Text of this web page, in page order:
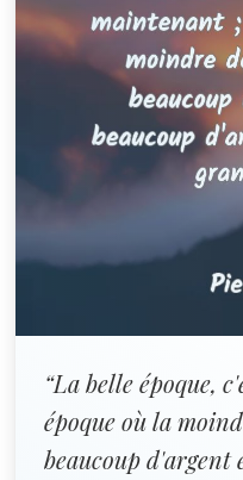
“La belle époque,
époque où la
beaucoup d'argent